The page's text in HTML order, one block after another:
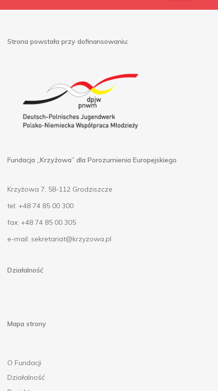
Strona powstała przy dofinansowaniu:
Fundacja „Krzyżowa” dla Porozumienia Europejskiego
Krzyżowa 7, 58-112 Grodziszcze
tel: +48 74 85 00 300
fax: +48 74 85 00 305
e-mail: sekretariat@krzyzowa.pl
Działalność
Mapa strony
O Fundacji
Działalność